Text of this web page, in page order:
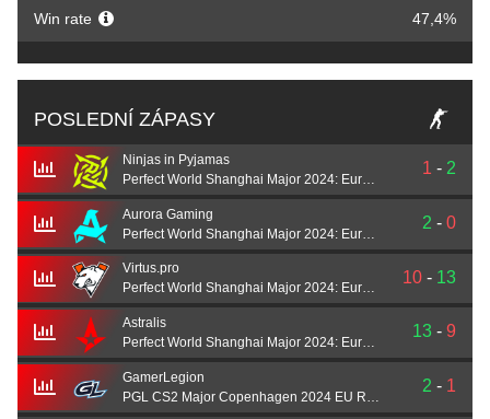
Win rate 47,4%
POSLEDNÍ ZÁPASY
Ninjas in Pyjamas
Perfect World Shanghai Major 2024: European RMR B
1 - 2
Aurora Gaming
Perfect World Shanghai Major 2024: European RMR B
2 - 0
Virtus.pro
Perfect World Shanghai Major 2024: European RMR B
10 - 13
Astralis
Perfect World Shanghai Major 2024: European RMR B
13 - 9
GamerLegion
PGL CS2 Major Copenhagen 2024 EU RMR Decider
2 - 1